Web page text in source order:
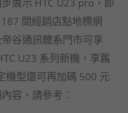
間經銷店點地標網
谷通訊體系門市可享
U23 系列新機，享舊
機型還可再加碼 500 元
容，請參考：